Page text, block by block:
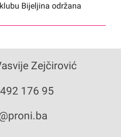
Bijeljina održana
Zejčirović
176 95